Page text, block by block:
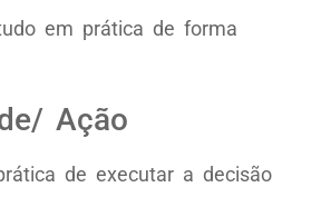
em prática de forma
Ação
de executar a decisão